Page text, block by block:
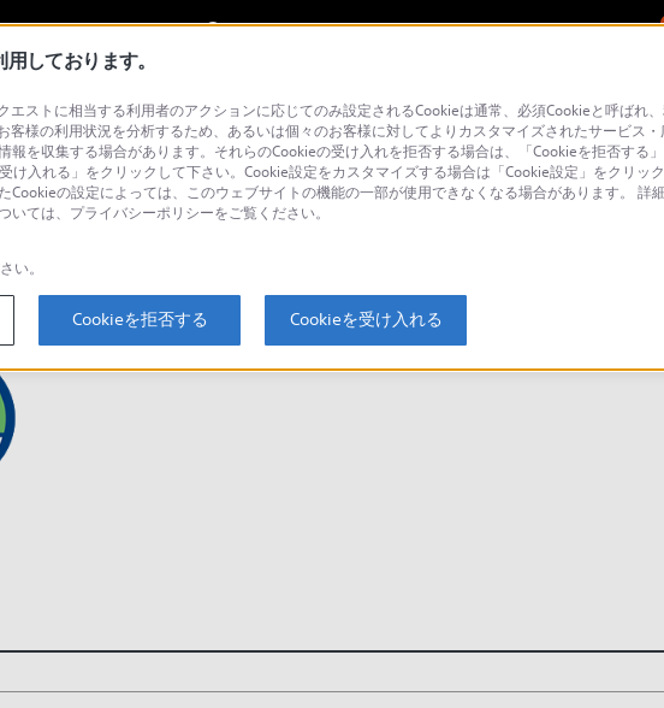
善に活用させていただきます。
しております。
ストに相当する利用者のアクションに応じてのみ設定されるCookieは通常、必須Cookieと呼ばれ
様の利用状況を分析するため、あるいは個々のお客様に対してよりカスタマイズされたサービス・
を収集する場合があります。それらのCookieの受け入れを拒否する場合は、「Cookieを拒否する
入れる」をクリックして下さい。Cookie設定をカスタマイズする場合は「Cookie設定」をクリッ
の設定によっては、このウェブサイトの機能の一部が使用できなくなる場合があります。 詳
ては、プライバシーポリシーをご覧ください。
い。
Cookieを拒否する Cookieを受け入れる